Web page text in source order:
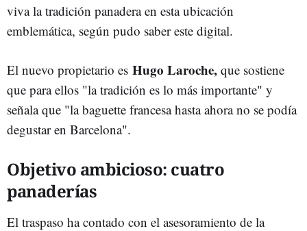
viva la tradición panadera en esta ubicación
emblemática, según pudo saber este digital.
El nuevo propietario es Hugo Laroche, que sostiene
que para ellos "la tradición es lo más importante" y
señala que "la baguette francesa hasta ahora no se podía
degustar en Barcelona".
Objetivo ambicioso: cuatro
panaderías
El traspaso ha contado con el asesoramiento de la